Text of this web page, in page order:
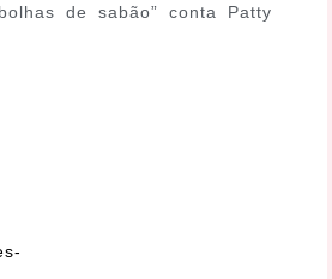
de sabão” conta Patty